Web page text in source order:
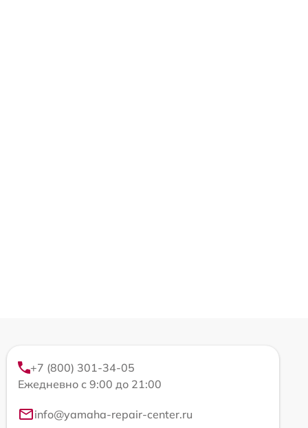
+7 (800) 301-34-05
Ежедневно с 9:00 до 21:00
info@yamaha-repair-center.ru